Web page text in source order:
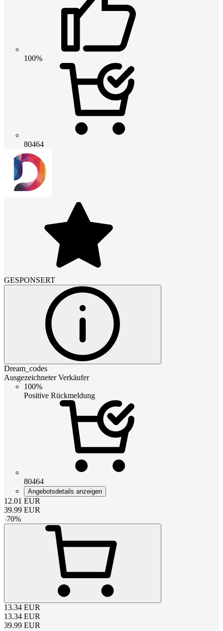
100%
80464
GESPONSERT
Dream_codes
Ausgezeichneter Verkäufer
100%
Positive Rückmeldung
80464
Angebotsdetails anzeigen
12.01 EUR
39.99 EUR
-70%
13.34 EUR
13.34 EUR
39.99 EUR